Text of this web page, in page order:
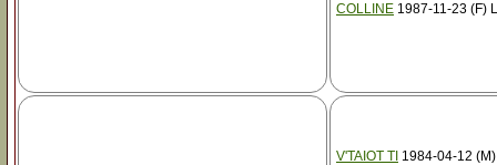
COLLINE 1987-11-23 (F)
V'TAIOT TI 1984-04-12